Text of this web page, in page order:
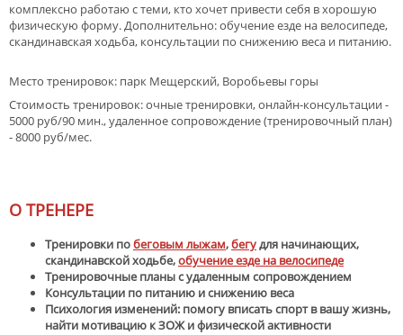
комплексно работаю с теми, кто хочет привести себя в хорошую
физическую форму. Дополнительно: обучение езде на велосипеде,
скандинавская ходьба, консультации по снижению веса и питанию.
Место тренировок: парк Мещерский, Воробьевы горы
Стоимость тренировок:очные тренировки, онлайн-консультации -
5000 руб/90 мин., удаленное сопровождение (тренировочный план)
- 8000 руб/мес.
О ТРЕНЕРЕ
Тренировки побеговым лыжам,бегудля начинающих,
скандинавской ходьбе,обучение езде на велосипеде
Тренировочные планы с удаленным сопровождением
Консультации по питанию и снижению веса
Психология изменений: помогу вписать спорт в вашу жизнь,
найти мотивацию к ЗОЖ и физической активности